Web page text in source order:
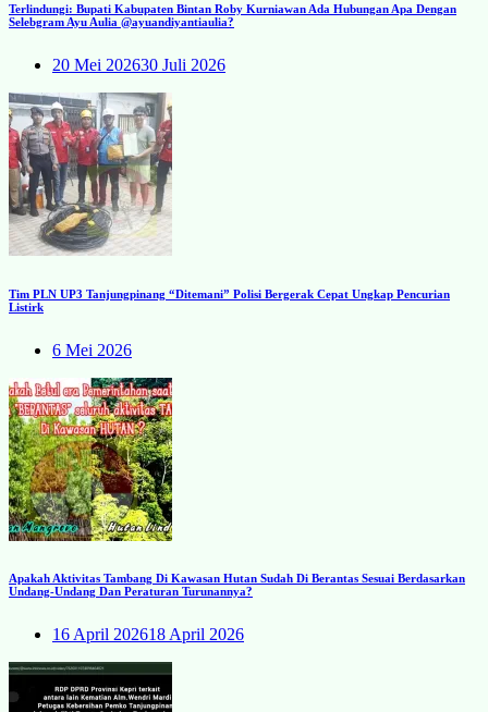
Terlindungi: Bupati Kabupaten Bintan Roby Kurniawan Ada Hubungan Apa Dengan
Selebgram Ayu Aulia @ayuandiyantiaulia?
20 Mei 202630 Juli 2026
Tim PLN UP3 Tanjungpinang “Ditemani” Polisi Bergerak Cepat Ungkap Pencurian
Listirk
6 Mei 2026
Apakah Aktivitas Tambang Di Kawasan Hutan Sudah Di Berantas Sesuai Berdasarkan
Undang-Undang Dan Peraturan Turunannya?
16 April 202618 April 2026